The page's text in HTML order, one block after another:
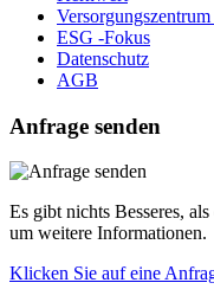
ESG -Fokus
Datenschutz
AGB
Anfrage senden
Es gibt nichts Besseres,
um weitere Informationen.
Klicken Sie auf eine